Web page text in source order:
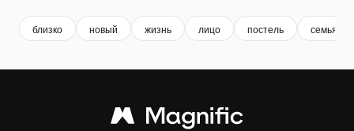
близко новый жизнь лицо постель семья